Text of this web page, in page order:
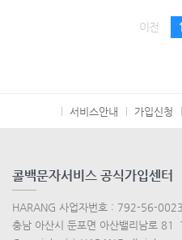
이전 1
서비스안내 가입신청
콜백문자서비스 공식가입센터
HARANG 사업자번호 : 792-56-
충남 아산시 둔포면 아산밸리남로